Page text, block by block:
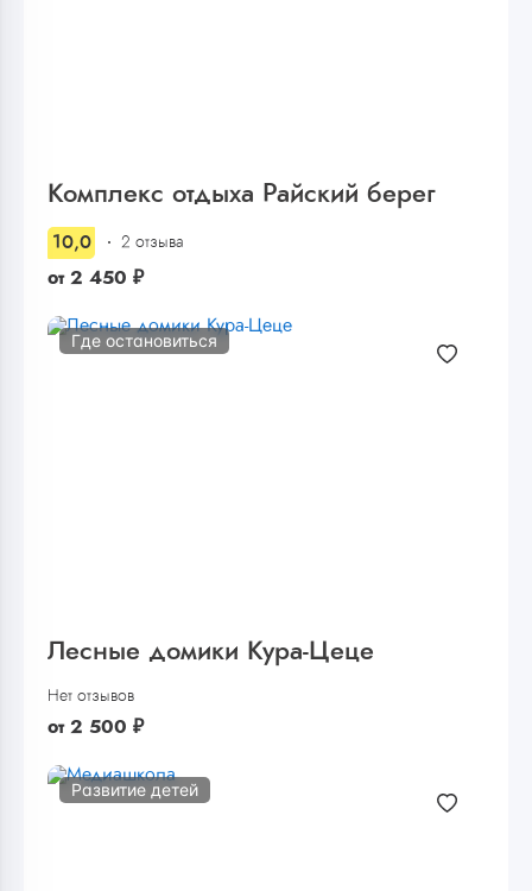
Комплекс отдыха Райский берег
10,0 2 отзыва
от 2 450 ₽
Где остановиться
Лесные домики Кура-Цеце
Нет отзывов
от 2 500 ₽
Развитие детей